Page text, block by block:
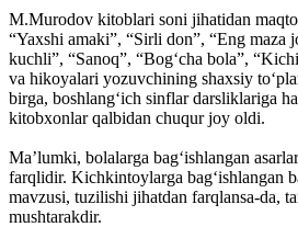
M.Murodov kitoblari soni jihatidan
“Yaxshi amaki”, “Sirli don”, “Eng maza
kuchli”, “Sanoq”, “Bog‘cha bola”,
va hikoyalari yozuvchining shaxsiy
birga, boshlang‘ich sinflar darsliklariga
kitobxonlar qalbidan chuqur joy oldi.
Ma’lumki, bolalarga bag‘ishlangan
farqlidir. Kichkintoylarga bag‘ishlangan
mavzusi, tuzilishi jihatdan farqlansa-da,
mushtarakdir.